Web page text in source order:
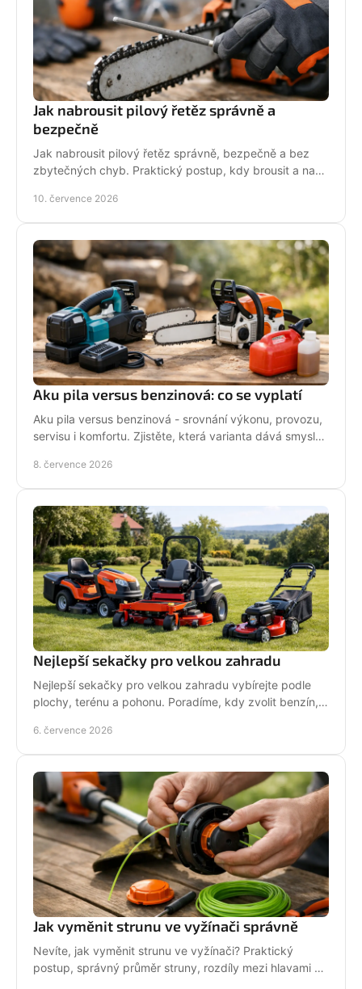
Jak nabrousit pilový řetěz správně a
bezpečně
Jak nabrousit pilový řetěz správně, bezpečně a bez
zbytečných chyb. Praktický postup, kdy brousit a na
10. července 2026
Aku pila versus benzinová: co se vyplatí
Aku pila versus benzinová - srovnání výkonu, provozu,
servisu i komfortu. Zjistěte, která varianta dává smysl
8. července 2026
Nejlepší sekačky pro velkou zahradu
Nejlepší sekačky pro velkou zahradu vybírejte podle
plochy, terénu a pohonu. Poradíme, kdy zvolit benzín,
6. července 2026
Jak vyměnit strunu ve vyžínači správně
Nevíte, jak vyměnit strunu ve vyžínači? Praktický
postup, správný průměr struny, rozdíly mezi hlavami a